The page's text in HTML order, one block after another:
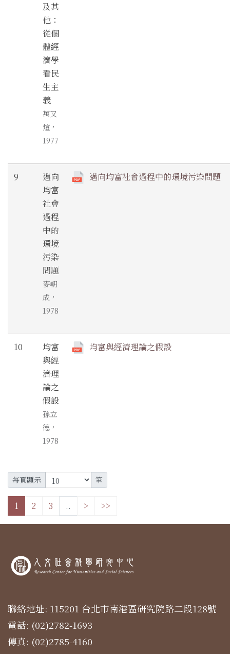
及其
他：
從個
體經
濟學
看民
生主
義
萬又
煊，
1977
9
邁向
均富
社會
過程
中的
環境
污染
問題
麥朝
成，
1978
邁向均富社會過程中的環境污染問題
10
均富
與經
濟理
論之
假設
孫立
德，
1978
均富與經濟理論之假設
每頁顯示 筆
1 2 3 .. > >>
聯絡地址: 115201 台北市南港區研究院路二段128號
電話: (02)2782-1693
傳真: (02)2785-4160